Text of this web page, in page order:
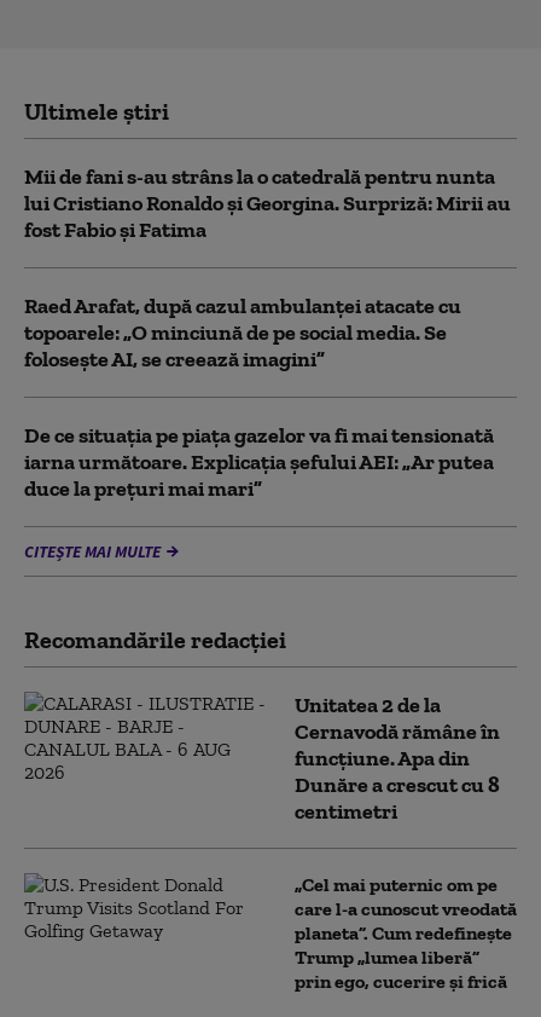
Ultimele știri
Mii de fani s-au strâns la o catedrală pentru nunta
lui Cristiano Ronaldo şi Georgina. Surpriză: Mirii au
fost Fabio şi Fatima
Raed Arafat, după cazul ambulanței atacate cu
topoarele: „O minciună de pe social media. Se
folosește AI, se creează imagini”
De ce situaţia pe piaţa gazelor va fi mai tensionată
iarna următoare. Explicația șefului AEI: „Ar putea
duce la preţuri mai mari”
CITEȘTE MAI MULTE
Recomandările redacţiei
Unitatea 2 de la
Cernavodă rămâne în
funcțiune. Apa din
Dunăre a crescut cu 8
centimetri
„Cel mai puternic om pe
care l-a cunoscut vreodată
planeta”. Cum redefinește
Trump „lumea liberă”
prin ego, cucerire și frică